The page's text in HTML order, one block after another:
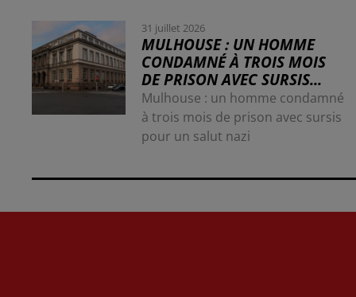
31 juillet 2026
MULHOUSE : UN HOMME
CONDAMNÉ À TROIS MOIS
DE PRISON AVEC SURSIS...
Mulhouse : un homme condamné
à trois mois de prison avec sursis
pour un salut nazi